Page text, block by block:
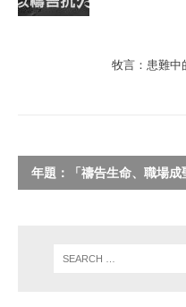
牧言：患難中
年題：「禱告生命、職場成